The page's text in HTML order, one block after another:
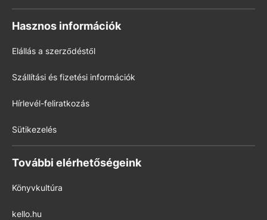
Hasznos információk
Elállás a szerződéstől
Szállítási és fizetési információk
Hírlevél-feliratkozás
Sütikezelés
További elérhetőségeink
Könyvkultúra
kello.hu